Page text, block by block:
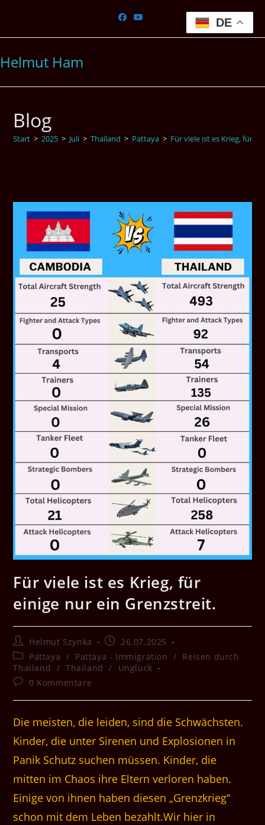
springen
Helmut Ham
Blog
Start > 2025 > Juli > Thailand > Pattaya > Für viele ist es Krieg, für
Für viele ist es Krieg, für
einige nur ein Grenzstreit.
Beitrags-
Autor:
Helmut Szynka
Beitrag
veröffentlicht:
26.07.2025
Beitrags-
Kategorie:
Pattaya / Pattaya - Immigration / Reisen durch
Thailand / Thailand /
Unglück
Beitrags-
0 Kommentare
Die meisten, die leiden, sind die Schwächsten.
Kinder, die unter Sirenen und Explosionen in
Panik Schutz suchen müssen. Kinder, die
mitten im Chaos ihre Eltern verloren haben.
Einige von ihnen haben diesen „Grenzkrieg“
schon mit dem Leben bezahlt.Wir hier in
DE